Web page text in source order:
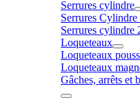
Serrures cylindre
Serrures Cylindre
Serrures cylindre
Loqueteaux
Loqueteaux
Loqueteaux
Gâches, arrêts et